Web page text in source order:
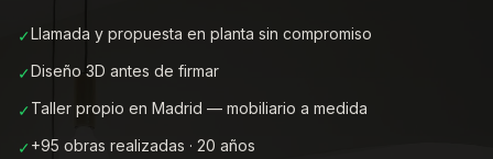
✓Llamada y propuesta en planta sin compromiso
✓Diseño 3D antes de firmar
✓Taller propio en Madrid — mobiliario a medida
✓+95 obras realizadas · 20 años